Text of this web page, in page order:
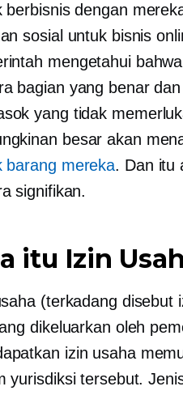
berbisnis dengan
sosial untuk bisnis
mengetahui
bagian yang benar
yang tidak
besar akan
barang mereka. Dan itu
signifikan.
itu Izin
(terkadang disebut
dikeluarkan oleh
izin usaha
yurisdiksi tersebut.